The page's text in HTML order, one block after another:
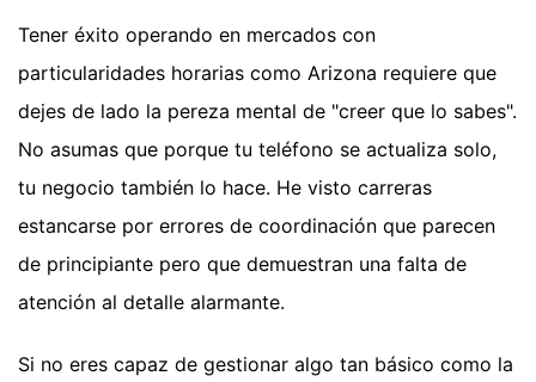
Tener éxito operando en mercados con
particularidades horarias como Arizona requiere que
dejes de lado la pereza mental de "creer que lo sabes".
No asumas que porque tu teléfono se actualiza solo,
tu negocio también lo hace. He visto carreras
estancarse por errores de coordinación que parecen
de principiante pero que demuestran una falta de
atención al detalle alarmante.
Si no eres capaz de gestionar algo tan básico como la